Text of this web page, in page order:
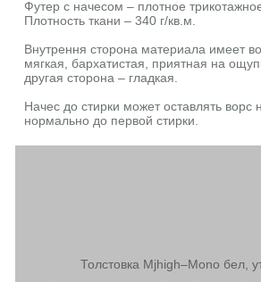
Футер с начесом – плотное
Плотность ткани – 340 г/кв.м.
Внутрення сторона материала имеет
мягкая, бархатистая, приятная на
другая сторона – гладкая.
Начес до стирки может оставлять ворс
нормально до первой стирки.
Толстовка Mjhigh–Mono бел,